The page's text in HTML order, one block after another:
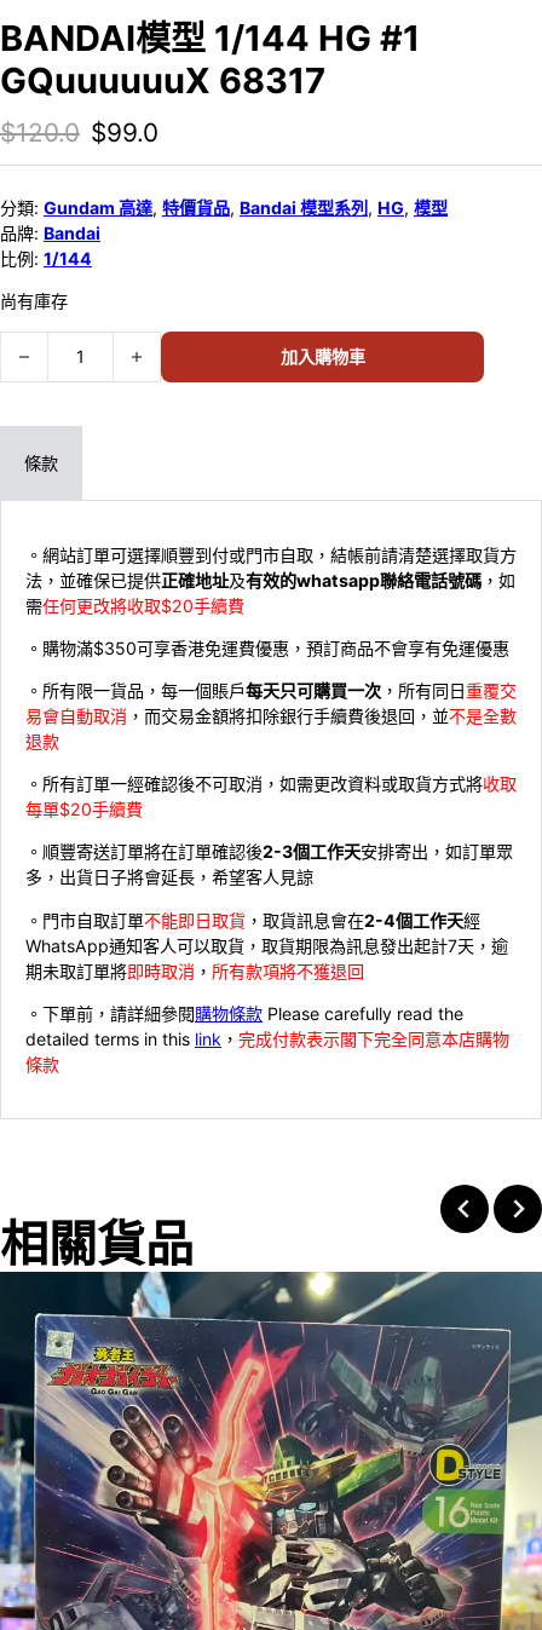
BANDAI模型 1/144 HG #1
GQuuuuuuX 68317
$120.0 Original price was: $120.0.
$99.0
分類: Gundam 高達, 特價貨品, Bandai 模型系列 , HG, 模型
品牌: Bandai
比例: 1/144
尚有庫存
BANDAI模型 1/144 HG #1 GQuuuuuuX 68317 數量
加入購物車
條款
。網站訂單可選擇順豐到付或門市自取，結帳前請清楚選擇取貨方
法，並確保已提供正確地址及有效的whatsapp聯絡電話號碼 ，如
需任何更改將收取$20手續費
。購物滿$350可享香港免運費優惠，預訂商品不會享有免運優惠
。所有限一貨品，每一個賬戶每天只可購買一次 ，所有同日重覆交
易會自動取消 ，而交易金額將扣除銀行手續費後退回，並不是全數
退款
。所有訂單一經確認後不可取消，如需更改資料或取貨方式將收取
每單$20手續費
。順豐寄送訂單將在訂單確認後2-3個工作天安排寄出，如訂單眾
多，出貨日子將會延長，希望客人見諒
。門市自取訂單不能即日取貨 ，取貨訊息會在2-4個工作天經
WhatsApp通知客人可以取貨，取貨期限為訊息發出起計7天，逾
期未取訂單將即時取消 ， 所有款項將不獲退回
。下單前，請詳細參閱購物條款 Please carefully read the
detailed terms in this link ， 完成付款表示閣下完全同意本店購物
條款
相關貨品